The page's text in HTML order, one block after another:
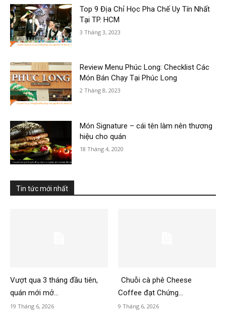
Top 9 Địa Chỉ Học Pha Chế Uy Tín Nhất
Tại TP. HCM
3 Tháng 3, 2023
Review Menu Phúc Long: Checklist Các
Món Bán Chạy Tại Phúc Long
2 Tháng 8, 2023
Món Signature – cái tên làm nên thương
hiệu cho quán
18 Tháng 4, 2020
Tin tức mới nhất
Vượt qua 3 tháng đầu tiên,
quán mới mở...
19 Tháng 6, 2026
Chuỗi cà phê Cheese
Coffee đạt Chứng...
9 Tháng 6, 2026